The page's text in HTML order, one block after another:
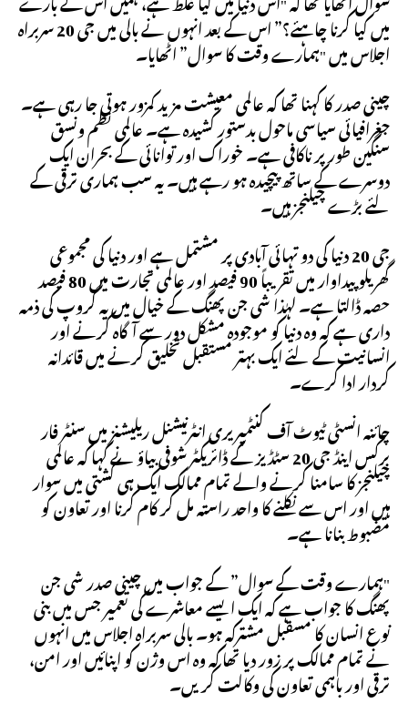
میں کیا کرنا چاہئے؟” اس کے بعد انہوں نے بالی میں جی 20 سربراہ
اجلاس میں "ہمارے وقت کا سوال” اٹھایا۔
چینی صدر کا کہنا تھا کہ عالمی معیشت مزید کمزور ہوتی جا رہی ہے۔
جغرافیائی سیاسی ماحول بدستور کشیدہ ہے۔ عالمی نظم ونسق
سنگین طور پر ناکافی ہے۔ خوراک اور توانائی کے بحران ایک
دوسرے کے ساتھ پیچیدہ ہو رہے ہیں۔ یہ سب ہماری ترقی کے
لئے بڑے چیلنجز ہیں۔
جی 20 دنیا کی دو تہائی آبادی پر مشتمل ہے اور دنیا کی مجموعی
گھریلو پیداوار میں تقریباً 90 فیصد اور عالمی تجارت میں 80 فیصد
حصہ ڈالتا ہے۔ لہٰذا شی جن پھنگ کے خیال میں یہ گروپ کی ذمہ
داری ہے کہ وہ دنیا کو موجودہ مشکل دور سے آگاہ کرنے اور
انسانیت کے لئے ایک بہتر مستقبل تخلیق کرنے میں قائدانہ
کردار ادا کرے۔
چائنہ انسٹی ٹیوٹ آف کنٹمپریری انٹرنیشنل ریلیشنز میں سنٹر فار
برکس اینڈ جی 20 سٹڈیز کے ڈائریکٹر شوفی بیاؤ نے کہا کہ عالمی
چیلنجز کا سامنا کرنے والے تمام ممالک ایک ہی کشتی میں سوار
ہیں اور اس سے نکلنے کا واحد راستہ مل کر کام کرنا اور تعاون کو
مضبوط بنانا ہے۔
"ہمارے وقت کے سوال” کے جواب میں چینی صدر شی جن
پھنگ کا جواب ہے کہ ایک ایسے معاشرے کی تعمیر جس میں بنی
نوع انسان کا مسقبل مشترکہ ہو۔ بالی سربراہ اجلاس میں انہوں
نے تمام ممالک پر زور دیا تھا کہ وہ اس وژن کو اپنائیں اور امن،
ترقی اور باہمی تعاون کی وکالت کریں۔